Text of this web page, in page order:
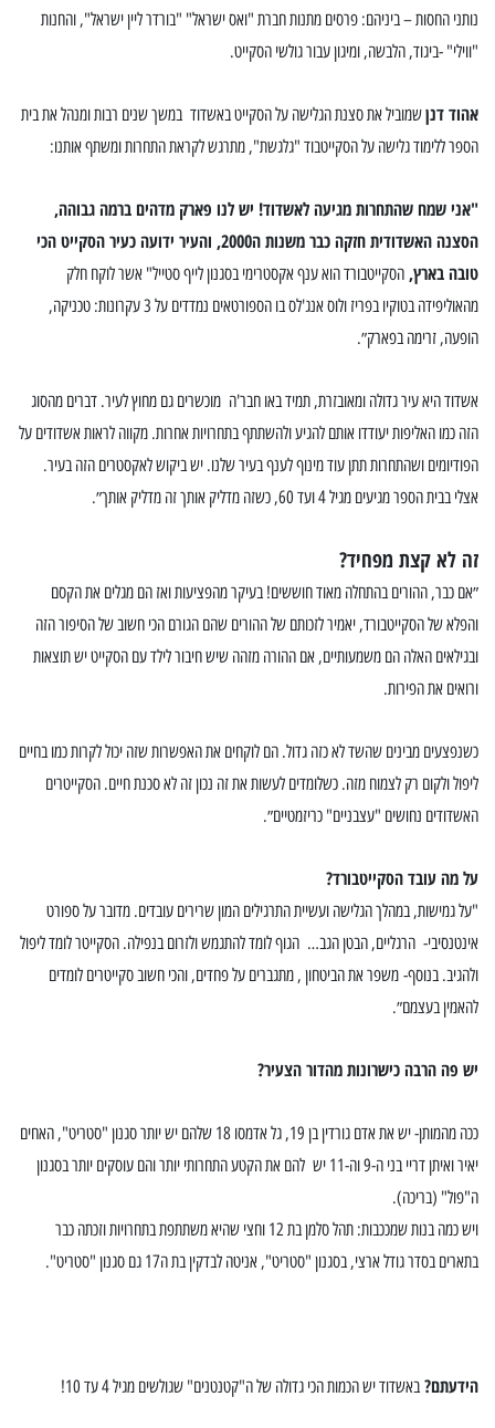
נותני החסות – ביניהם: פרסים מתנות חברת "ואס ישראל" "בורדר ליין ישראל", והחנות
"ווילי" -ביגוד, הלבשה, ומיגון עבור גולשי הסקייט.
אהוד דנןשמוביל את סצנת הגלישה על הסקייט באשדוד במשך שנים רבות ומנהל את בית
הספר ללימוד גלישה על הסקייטבוד "גלגשת", מתרגש לקראת התחרות ומשתף אותנו:
"אני שמח שהתחרות מגיעה לאשדוד! יש לנו פארק מדהים ברמה גבוהה,
הסצנה האשדודית חזקה כבר משנות ה2000, והעיר ידועה כעיר הסקייט הכי
טובה בארץ, הסקייטבורד הוא ענף אקסטרימי בסגנון לייף סטייל" אשר לוקח חלק
מהאוליפידה בטוקיו בפריז ולוס אנג'לס בו הספורטאים נמדדים על 3 עקרונות:
טכניקה,
הופעה, זרימה בפארק״.
אשדוד היא עיר גדולה ומאובזרת, תמיד באו חבר'ה מוכשרים גם מחוץ לעיר. דברים מהסוג
הזה כמו האליפות יעודדו אותם להגיע ולהשתתף בתחרויות אחרות. מקווה לראות אשדודים על
הפודיומים ושהתחרות תתן עוד מינוף לענף בעיר שלנו. יש ביקוש לאקסטרים הזה בעיר.
אצלי בבית הספר מגיעים מגיל 4 ועד 60, כשזה מדליק אותך זה מדליק אותך״.
זה לא קצת מפחיד?
״אם כבר, ההורים בהתחלה מאוד חוששים! בעיקר מהפציעות ואז הם מגלים את הקסם
והפלא של הסקייטבורד, יאמיר לזכותם של ההורים שהם הגורם הכי חשוב של הסיפור הזה
ובגילאים האלה הם משמעותיים, אם ההורה מזהה שיש חיבור לילד עם הסקייט יש תוצאות
ורואים את הפירות.
כשנפצעים מבינים שהשד לא כזה גדול. הם לוקחים את האפשרות שזה יכול לקרות כמו בחיים
ליפול ולקום רק לצמוח מזה. כשלומדים לעשות את זה נכון זה לא סכנת חיים. הסקייטרים
האשדודים נחושים "עצבניים" כריזמטיים״.
על מה עובד הסקייטבורד?
"על גמישות, במהלך הגלישה ועשיית התרגילים המון שרירים עובדים. מדובר על ספורט
אינטנסיבי- הרגליים, הבטן הגב… הגוף לומד להתגמש ולזרום בנפילה. הסקייטר לומד ליפול
ולהגיב. בנוסף- משפר את הביטחון , מתגברים על פחדים, והכי חשוב סקייטרים לומדים
להאמין בעצמם״.
יש פה הרבה כישרונות מהדור הצעיר?
ככה מהמותן- יש את אדם גורדין בן 19, גל אדמסו 18 שלהם יש יותר סגנון "סטריט", האחים
יאיר ואיתן דריי בני ה-9 וה-11 יש להם את הקטע התחרותי יותר והם עוסקים יותר בסגנון
ה"פול" (בריכה).
ויש כמה בנות שמככבות: תהל סלמן בת 12 וחצי שהיא משתתפת בתחרויות וזכתה כבר
בתארים בסדר גודל ארצי, בסגנון "סטריט", אניטה לבדקין בת ה17 גם סגנון "סטריט".
הידעתם? באשדוד יש הכמות הכי גדולה של ה"קטנטנים" שגולשים מגיל 4 עד 10!